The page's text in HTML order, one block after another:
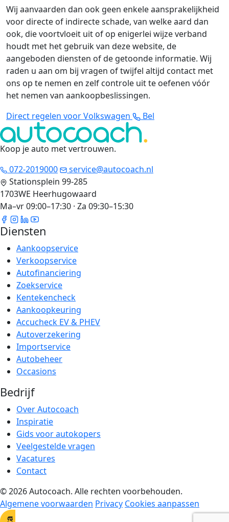
Wij aanvaarden dan ook geen enkele aansprakelijkheid
voor directe of indirecte schade, van welke aard dan
ook, die voortvloeit uit of op enigerlei wijze verband
houdt met het gebruik van deze website, de
aangeboden diensten of de getoonde informatie. Wij
raden u aan om bij vragen of twijfel altijd contact met
ons op te nemen en zelf controle uit te oefenen vóór
het nemen van aankoopbeslissingen.
Direct regelen voor Volkswagen
Bel
Koop je auto met vertrouwen.
072-2019000
service@autocoach.nl
Stationsplein 99-285
1703WE Heerhugowaard
Ma–vr 09:00–17:30 · Za 09:30–15:30
Diensten
Aankoopservice
Verkoopservice
Autofinanciering
Zoekservice
Kentekencheck
Aankoopkeuring
Accucheck EV & PHEV
Autoverzekering
Importservice
Autobeheer
Occasions
Bedrijf
Over Autocoach
Inspiratie
Gids voor autokopers
Veelgestelde vragen
Vacatures
Contact
© 2026 Autocoach. Alle rechten voorbehouden.
Algemene voorwaarden Privacy Cookies aanpassen